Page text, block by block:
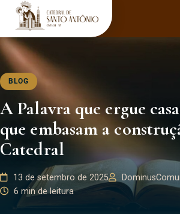
BLOG
A Palavra que ergue
que embasam a
Catedral
13 de setembro de 2025
6 min de leitura